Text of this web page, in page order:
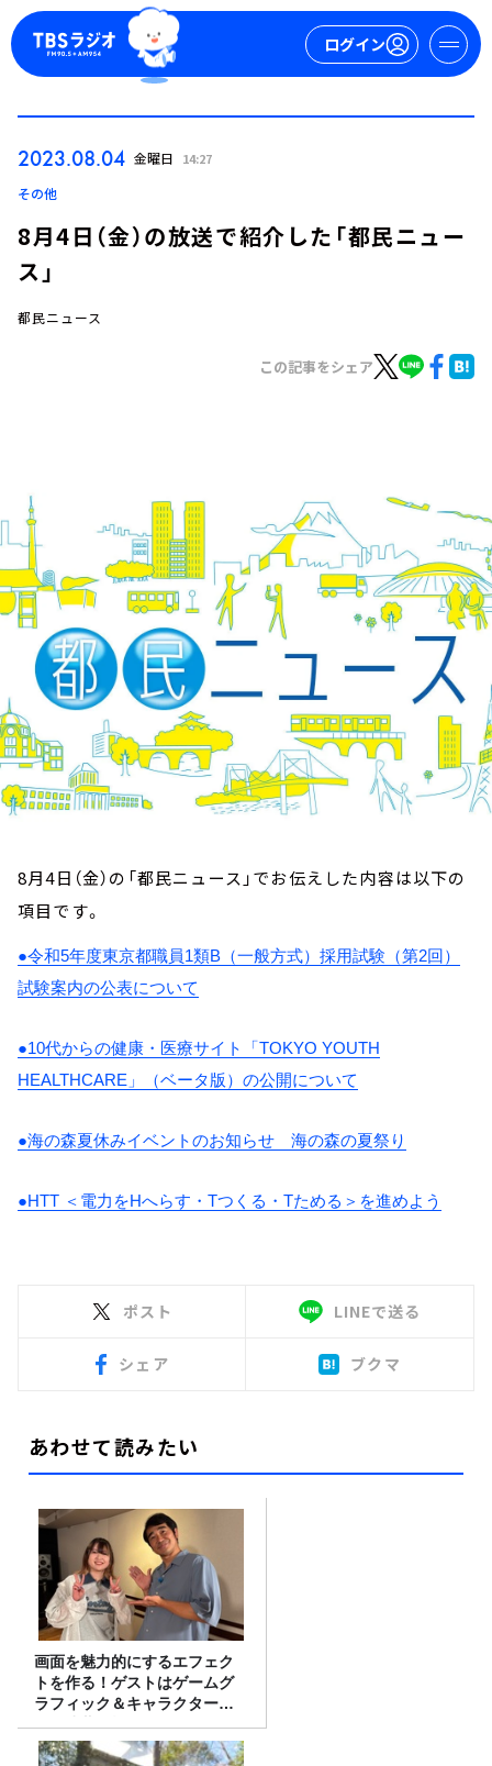
ログイン
イベント・グッズ
YouTube
会社情報
2023.08.04 金曜日 14:27
その他
8月4日（金）の放送で紹介した「都民ニュー
ス」
都民ニュース
この記事をシェア
8月4日（金）の「都民ニュース」でお伝えした内容は以下の
項目です。
●令和5年度東京都職員1類B （一般方式）採用試験（第2回）
試験案内の公表について
●10代からの健康・医療サイト「 TOKYO YOUTH
HEALTHCARE 」（ベータ版）の公開について
●海の森夏休みイベントのお知らせ 海の森の夏祭り
●HTT ＜電力をHへらす・ Tつくる・ Tためる＞を進めよう
ポスト LINEで送る
シェア ブクマ
あわせて読みたい
画面を魅力的にするエフェク
トを作る！ゲストはゲームグ
ラフィック＆キャラクター専
攻の遠藤里桜さん！